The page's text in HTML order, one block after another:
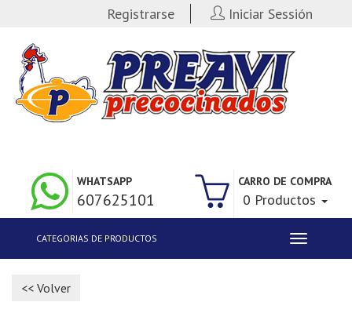
Registrarse Iniciar Sessión
CARRO DE COMPRA
0 Productos
WHATSAPP
607625101
Toggle
navigation
CATEGORIAS DE PRODUCTOS
<< Volver